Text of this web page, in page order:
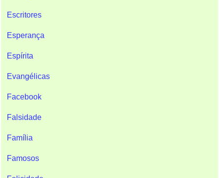
Escritores
Esperança
Espírita
Evangélicas
Facebook
Falsidade
Família
Famosos